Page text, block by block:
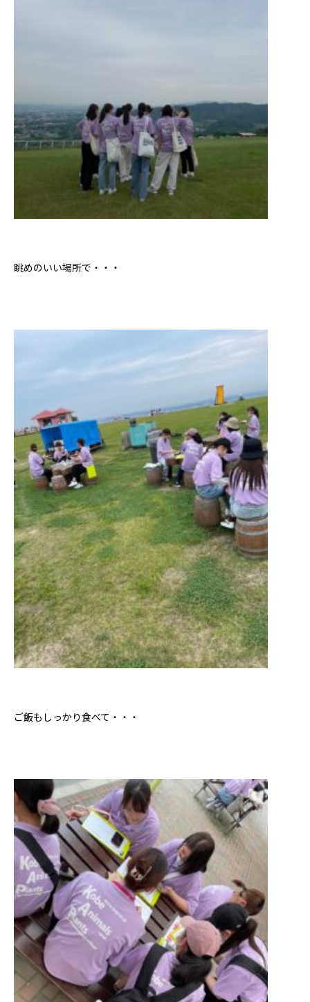
眺めのいい場所で・・・
ご飯もしっかり食べて・・・